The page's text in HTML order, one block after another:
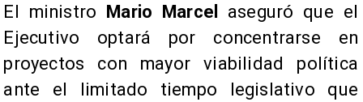
El ministro Mario Marcel
aseguró que el
Ejecutivo optará por concentrarse en
proyectos con mayor viabilidad política
ante el limitado tiempo legislativo que